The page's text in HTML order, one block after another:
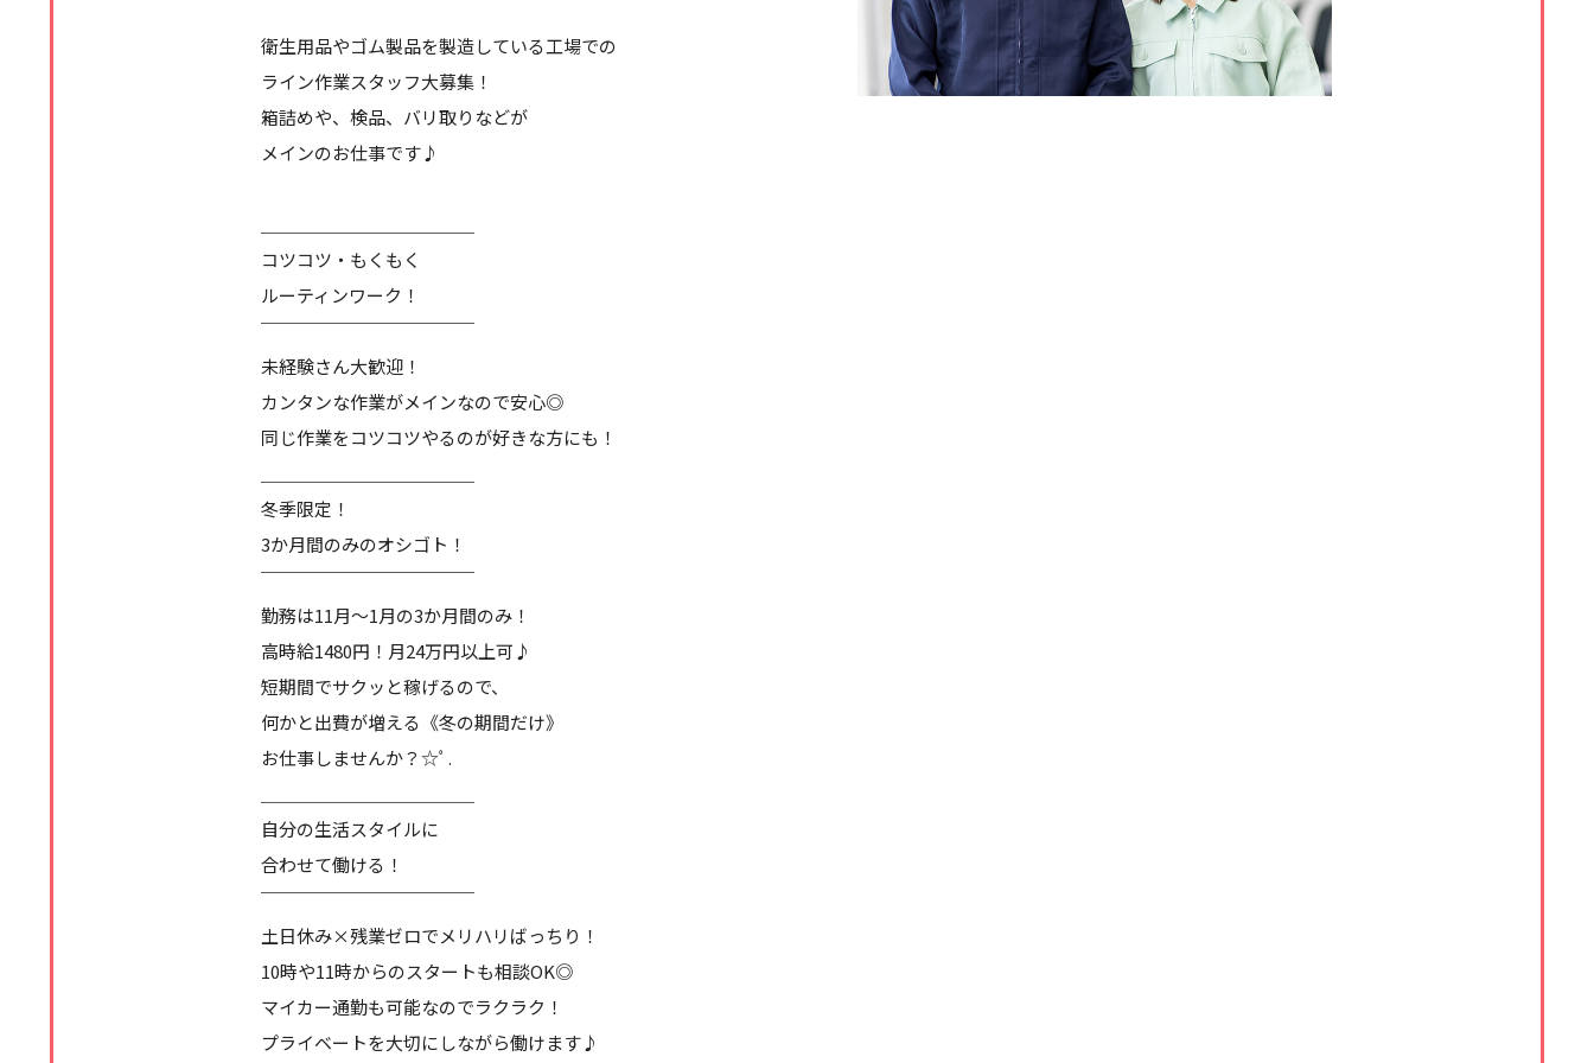
衛生用品やゴム製品を製造している工場での
ライン作業スタッフ大募集！
箱詰めや、検品、バリ取りなどが
メインのお仕事です♪
コツコツ・もくもく
ルーティンワーク！
￣￣￣￣￣￣￣￣￣￣￣￣
未経験さん大歓迎！
カンタンな作業がメインなので安心◎
同じ作業をコツコツやるのが好きな方にも！
冬季限定！
3か月間のみのオシゴト！
￣￣￣￣￣￣￣￣￣￣￣￣
勤務は11月～1月の3か月間のみ！
高時給1480円！月24万円以上可♪
短期間でサクッと稼げるので、
何かと出費が増える《冬の期間だけ》
お仕事しませんか？☆ﾟ.
自分の生活スタイルに
合わせて働ける！
￣￣￣￣￣￣￣￣￣￣￣￣
土日休み×残業ゼロでメリハリばっちり！
10時や11時からのスタートも相談OK◎
マイカー通勤も可能なのでラクラク！
プライベートを大切にしながら働けます♪